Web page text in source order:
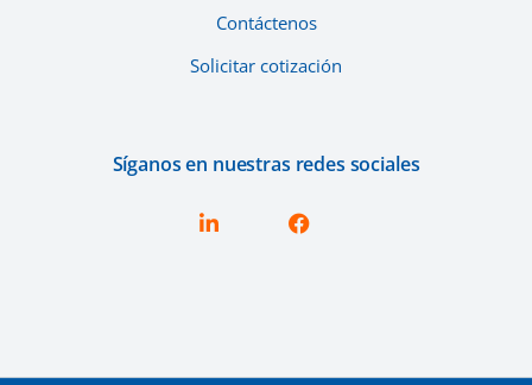
Contáctenos
Solicitar cotización
Síganos en nuestras redes sociales